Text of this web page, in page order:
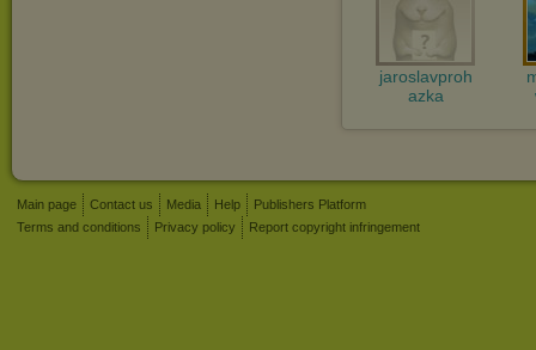
jaroslavproh
azka
Main page Contact us Media Help
Publishers Platform
Terms and conditions
Privacy policy Report copyright infringement